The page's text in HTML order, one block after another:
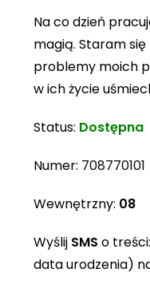
Na co dzień
magią. Staram
problemy moich
w ich życie
Status: Dostępna
Numer: 708770101
Wewnętrzny: 08
Wyślij SMS o treści:
data urodzenia)